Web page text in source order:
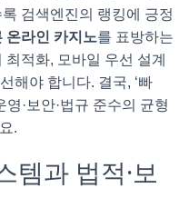
검색엔진의 랭킹에 긍정
온라인 카지노를 표방하는
적화, 모바일 우선 설계
해야 합니다. 결국, ‘빠
영·보안·법규 준수의 균형
.
템과 법적·보